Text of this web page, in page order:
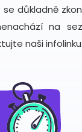
důkladně
na
naši infolinku.